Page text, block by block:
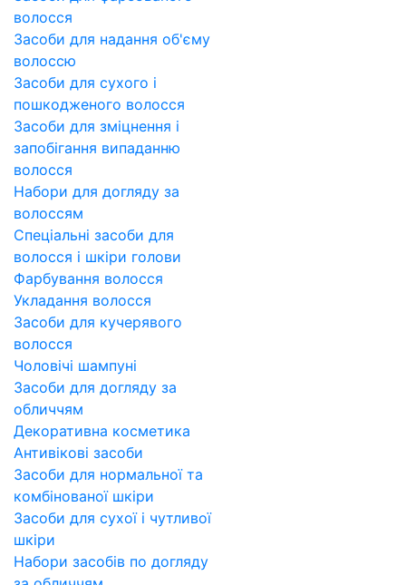
волосся
Засоби для надання об'єму
волоссю
Засоби для сухого і
пошкодженого волосся
Засоби для зміцнення і
запобігання випаданню
волосся
Набори для догляду за
волоссям
Спеціальні засоби для
волосся і шкіри голови
Фарбування волосся
Укладання волосся
Засоби для кучерявого
волосся
Чоловічі шампуні
Засоби для догляду за
обличчям
Декоративна косметика
Антивікові засоби
Засоби для нормальної та
комбінованої шкіри
Засоби для сухої і чутливої
шкіри
Набори засобів по догляду